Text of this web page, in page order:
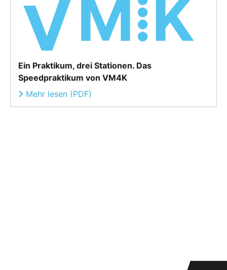
Ein Praktikum, drei Stationen. Das
Speedpraktikum von VM4K
Mehr lesen (PDF)